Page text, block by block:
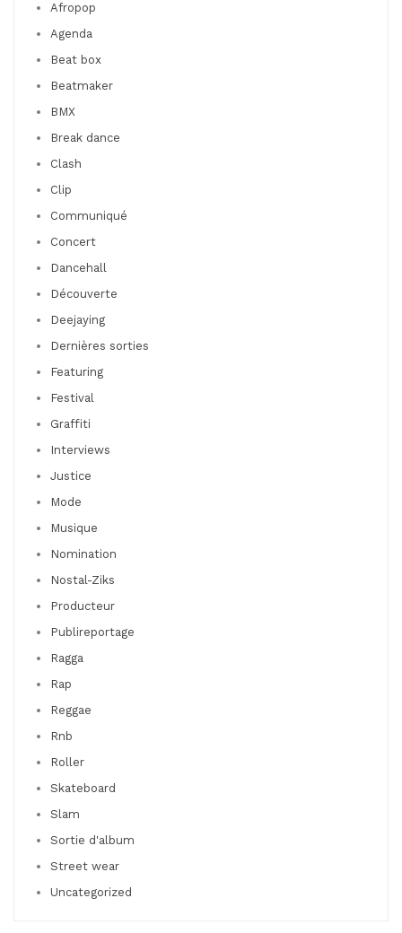
Afropop
Agenda
Beat box
Beatmaker
BMX
Break dance
Clash
Clip
Communiqué
Concert
Dancehall
Découverte
Deejaying
Dernières sorties
Featuring
Festival
Graffiti
Interviews
Justice
Mode
Musique
Nomination
Nostal-Ziks
Producteur
Publireportage
Ragga
Rap
Reggae
Rnb
Roller
Skateboard
Slam
Sortie d'album
Street wear
Uncategorized